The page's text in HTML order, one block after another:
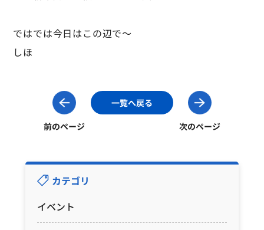
ではでは今日はこの辺で～
しほ
前のページ
一覧へ戻る
次のページ
カテゴリ
イベント